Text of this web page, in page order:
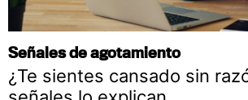
Señales de agotamiento
¿Te sientes cansado sin